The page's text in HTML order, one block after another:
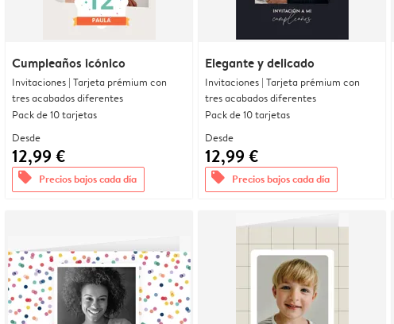
Cumpleaños icónico
Invitaciones | Tarjeta prémium con
tres acabados diferentes
Pack de 10 tarjetas
Desde
12,99 €
offers Precios bajos cada día
Elegante y delicado
Invitaciones | Tarjeta prémium con
tres acabados diferentes
Pack de 10 tarjetas
Desde
12,99 €
offers Precios bajos cada día